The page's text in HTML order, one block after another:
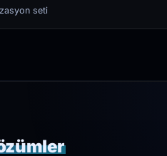
seti